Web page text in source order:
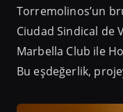
Torremolinos’un
Ciudad Sindical de
Marbella Club ile
Bu eşdeğerlik,